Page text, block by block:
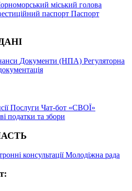
міський голова
паспорт Паспорт
Документи (НПА) Регуляторна
Послуги Чат-бот «СВОЇ»
податки та збори
консультаціїМолодіжна рада